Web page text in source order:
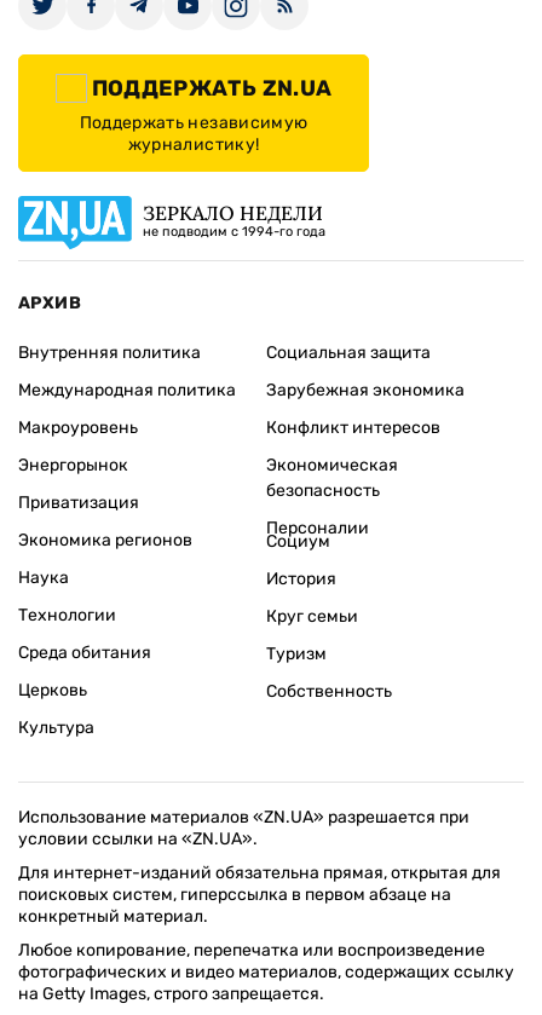
ПОДДЕРЖАТЬ ZN.UA
Поддержать независимую
журналистику!
ЗЕРКАЛО НЕДЕЛИ
не подводим с 1994-го года
АРХИВ
Внутренняя политика
Международная политика
Макроуровень
Энергорынок
Приватизация
Экономика регионов
Социальная защита
Зарубежная экономика
Конфликт интересов
Экономическая
безопасность
Персоналии
Наука
Технологии
Среда обитания
Церковь
Культура
Социум
История
Круг семьи
Туризм
Собственность
Использование материалов «ZN.UA» разрешается при
условии ссылки на «ZN.UA».
Для интернет-изданий обязательна прямая, открытая для
поисковых систем, гиперссылка в первом абзаце на
конкретный материал.
Любое копирование, перепечатка или воспроизведение
фотографических и видео материалов, содержащих ссылку
на Getty Images, строго запрещается.